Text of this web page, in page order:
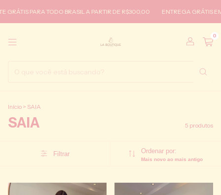
PARA TODO BRASIL A PARTIR DE R$300,00 ENTREGA GRÁTIS EM IRECÊ
0
Início > SAIA
SAIA 5 produtos
Filtrar Ordenar por:
Mais novo ao mais antigo